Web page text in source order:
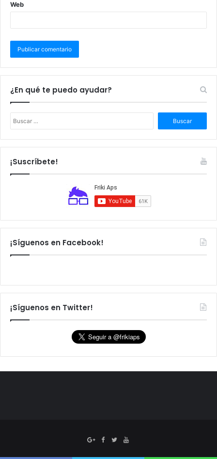
Web
¿En qué te puedo ayudar?
s
c
¡Suscríbete!
¡Síguenos en Facebook!
¡Síguenos en Twitter!